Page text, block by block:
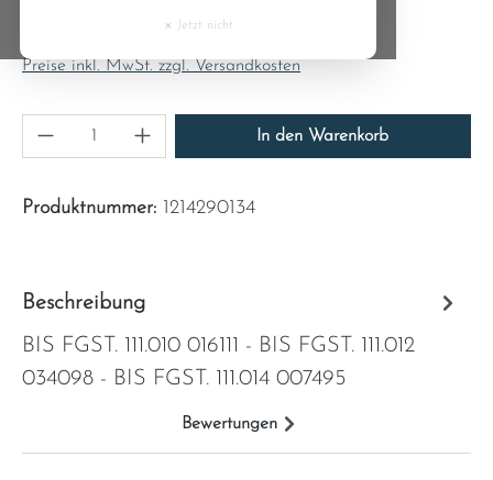
Preise inkl. MwSt. zzgl. Versandkosten
Produkt Anzahl: Gib den gewünschten Wert
In den Warenkorb
Produktnummer: 1214290134
Beschreibung
BIS FGST. 111.010 016111 - BIS FGST. 111.012
034098 - BIS FGST. 111.014 007495
Bewertungen
Czech Republic
Denmark
France
Greece
× Jetzt nicht